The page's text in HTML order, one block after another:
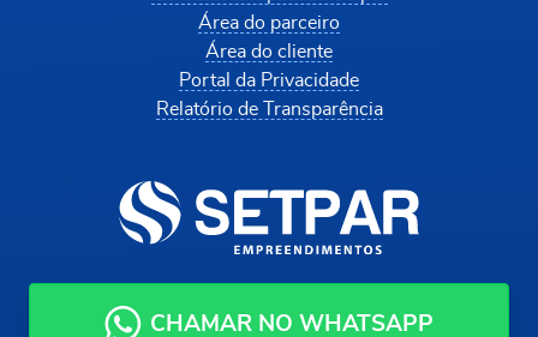
Área do parceiro
Área do cliente
Portal da Privacidade
Relatório de Transparência
CHAMAR NO WHATSAPP